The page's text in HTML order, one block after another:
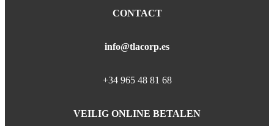
CONTACT
info@tlacorp.es
+34 965 48 81 68
VEILIG ONLINE BETALEN